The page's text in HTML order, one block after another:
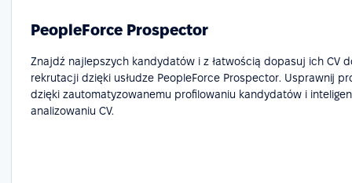
PeopleForce Prospector
Znajdź najlepszych kandydatów i z łatwością dopasuj ich CV
rekrutacji dzięki usłudze PeopleForce Prospector. Usprawnij
dzięki zautomatyzowanemu profilowaniu kandydatów i
analizowaniu CV.